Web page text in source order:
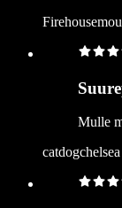
Mulle
catdogchelsea